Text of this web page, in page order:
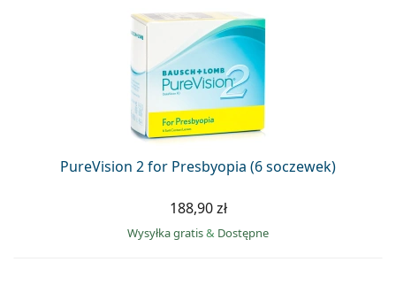
PureVision 2 for Presbyopia (6 soczewek)
188,90 zł
Wysyłka gratis& Dostępne